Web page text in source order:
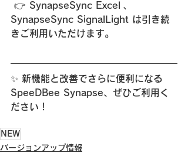
👉 SynapseSync Excel
、
SynapseSync SignalLight は引き続
きご利用いただけます。
✨ 新機能と改善でさらに便利になる
SpeeDBee Synapse、ぜひご利用く
ださい！
NEW
バージョンアップ情報